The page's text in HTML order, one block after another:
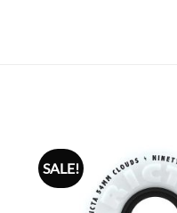
SALE!